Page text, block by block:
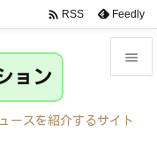

 RSS Feedly
ョン
ースを紹介するサイト